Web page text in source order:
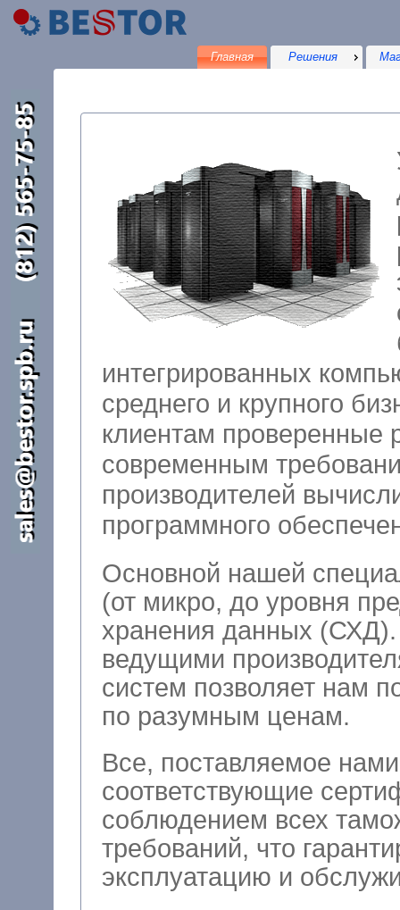
Главная Решения
интегрированных компьютерных решений для малого,
среднего и крупного
клиентам
современным
производителей
программного
Основной нашей
(от микро, до уровня
хранения данных (СХД). Тесное сотрудничество
ведущими
систем позволяет нам поставлять
по разумным ценам.
Все, поставляемое
соответствующие
соблюдением всех
требований, что